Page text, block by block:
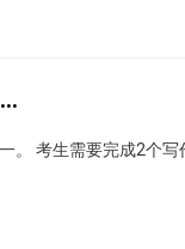
。 考生需要完成2个